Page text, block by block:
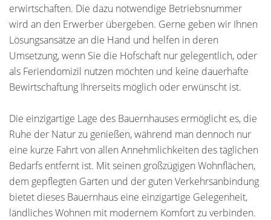
erwirtschaften. Die dazu notwendige Betriebsnummer
wird an den Erwerber übergeben. Gerne geben wir Ihnen
Lösungsansätze an die Hand und helfen in deren
Umsetzung, wenn Sie die Hofschaft nur gelegentlich, oder
als Feriendomizil nutzen möchten und keine dauerhafte
Bewirtschaftung Ihrerseits möglich oder erwünscht ist.
Die einzigartige Lage des Bauernhauses ermöglicht es, die
Ruhe der Natur zu genießen, während man dennoch nur
eine kurze Fahrt von allen Annehmlichkeiten des täglichen
Bedarfs entfernt ist. Mit seinen großzügigen Wohnflächen,
dem gepflegten Garten und der guten Verkehrsanbindung
bietet dieses Bauernhaus eine einzigartige Gelegenheit,
ländliches Wohnen mit modernem Komfort zu verbinden.